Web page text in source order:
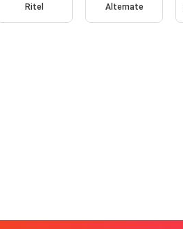
Ritel Alternate